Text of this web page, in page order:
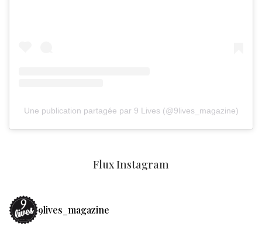
Une publication partagée par 9 Lives (@9lives_magazine)
Flux Instagram
9lives_magazine